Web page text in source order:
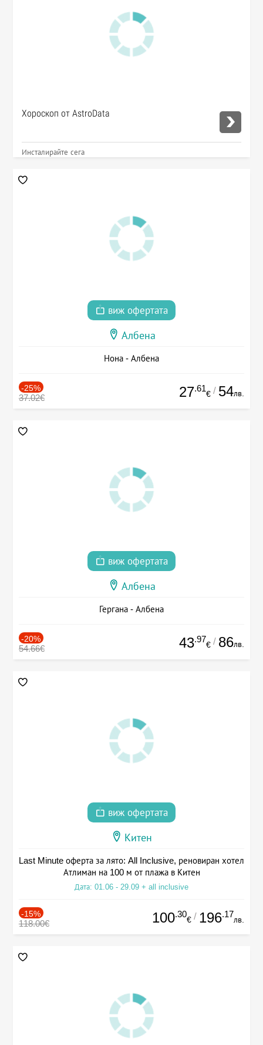
Хороскоп от AstroData
Инсталирайте сега
виж офертата
Албена
Нона - Албена
-25%
37.02€ 27.61
€ / 54лв.
виж офертата
Албена
Гергана - Албена
-20%
54.66€ 43.97
€ / 86лв.
виж офертата
Китен
Last Minute оферта за лято: All Inclusive, реновиран хотел
Атлиман на 100 м от плажа в Китен
Дата: 01.06 - 29.09 + all inclusive
-15%
118.00€ 100.30
€ / 196.17
лв.